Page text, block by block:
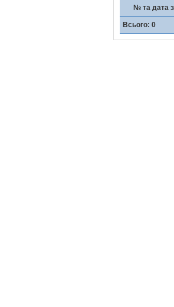
№ та дата
Всього: 0